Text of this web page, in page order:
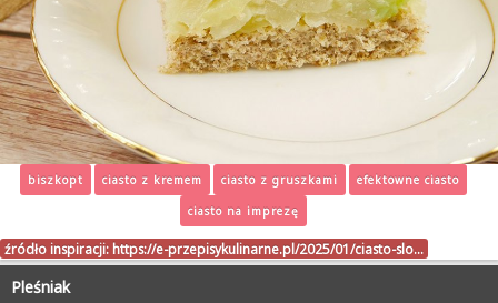
biszkopt ciasto z kremem ciasto z gruszkami
efektowne ciasto
ciasto na imprezę
źródło inspiracji: https://e-przepisykulinarne.pl/2025/01/ciasto-slo…
Pleśniak